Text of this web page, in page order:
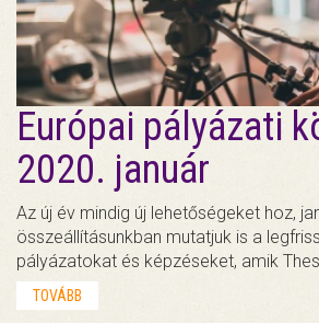
Európai pályázati
2020. január
Az új év mindig új lehetőségeket hoz,
összeállításunkban mutatjuk is a
pályázatokat és képzéseket, amik
TOVÁBB